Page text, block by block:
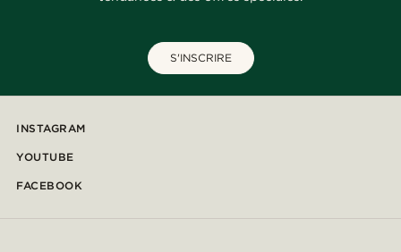
S'INSCRIRE
INSTAGRAM
YOUTUBE
FACEBOOK